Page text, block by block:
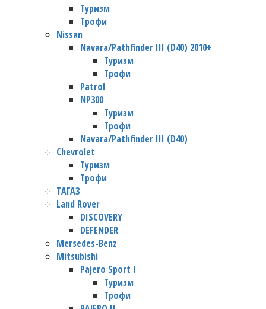
Туризм
Трофи
Nissan
Navara/Pathfinder III (D40) 2010+
Туризм
Трофи
Patrol
NP300
Туризм
Трофи
Navara/Pathfinder III (D40)
Chevrolet
Туризм
Трофи
TАГАЗ
Land Rover
DISCOVERY
DEFENDER
Mersedes-Benz
Mitsubishi
Pajero Sport I
Туризм
Трофи